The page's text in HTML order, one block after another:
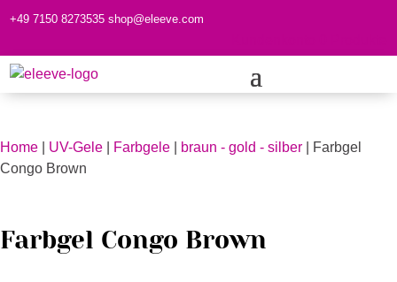
+49 7150 8273535 shop@eleeve.com
Home UV-Gele Farbgele braun - gold - silber | Farbgel
Congo Brown
Farbgel Congo Brown